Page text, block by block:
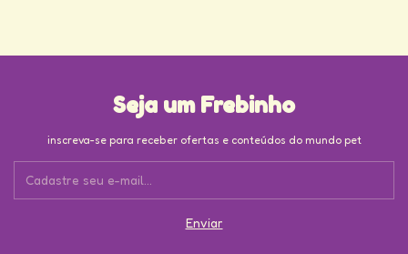
Seja um Frebinho
inscreva-se para receber ofertas e conteúdos do mundo pet